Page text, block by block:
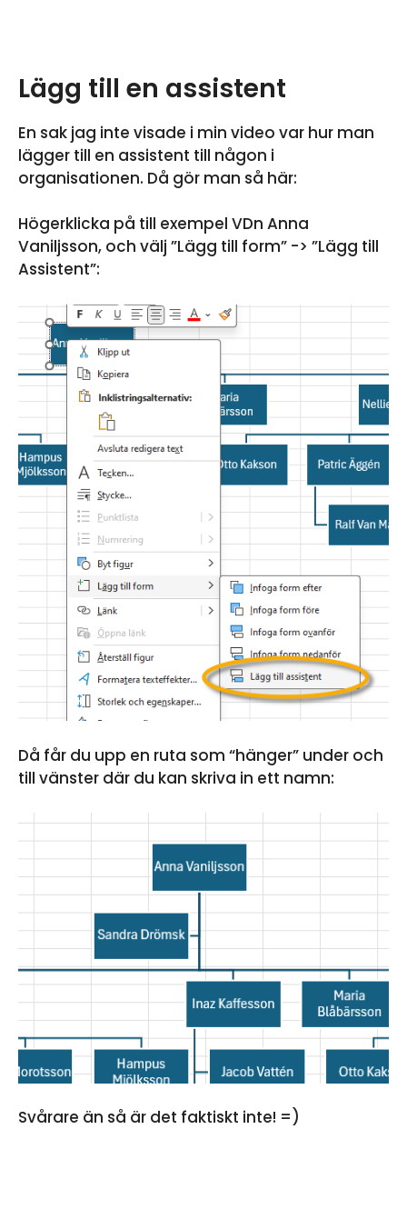
Lägg till en assistent
En sak jag inte visade i min video var hur man
lägger till en assistent till någon i
organisationen. Då gör man så här:
Högerklicka på till exempel VDn Anna
Vaniljsson, och välj ”Lägg till form” -> ”Lägg till
Assistent”:
Då får du upp en ruta som “hänger” under och
till vänster där du kan skriva in ett namn:
Svårare än så är det faktiskt inte! =)